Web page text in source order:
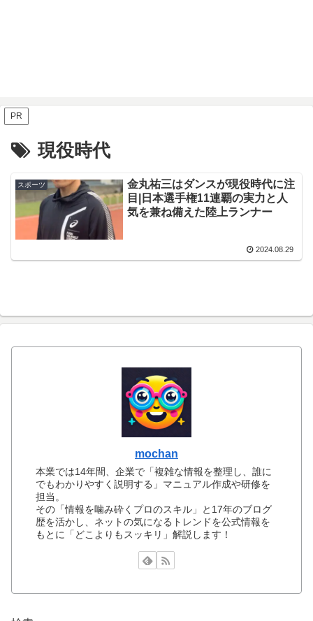
PR
現役時代
スポーツ
金丸祐三はダンスが現役時代に注
目|日本選手権11連覇の実力と人
気を兼ね備えた陸上ランナー
2024.08.29
mochan
本業では14年間、企業で「複雑な情報を整理し、誰に
でもわかりやすく説明する」マニュアル作成や研修を
担当。
その「情報を噛み砕くプロのスキル」と17年のブログ
歴を活かし、ネットの気になるトレンドを公式情報を
もとに「どこよりもスッキリ」解説します！